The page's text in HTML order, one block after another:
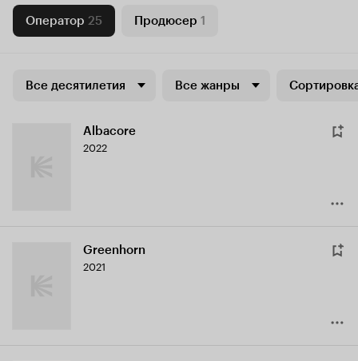
Оператор 25 Продюсер 1
Все десятилетия Все жанры
Albacore
2022
Greenhorn
2021